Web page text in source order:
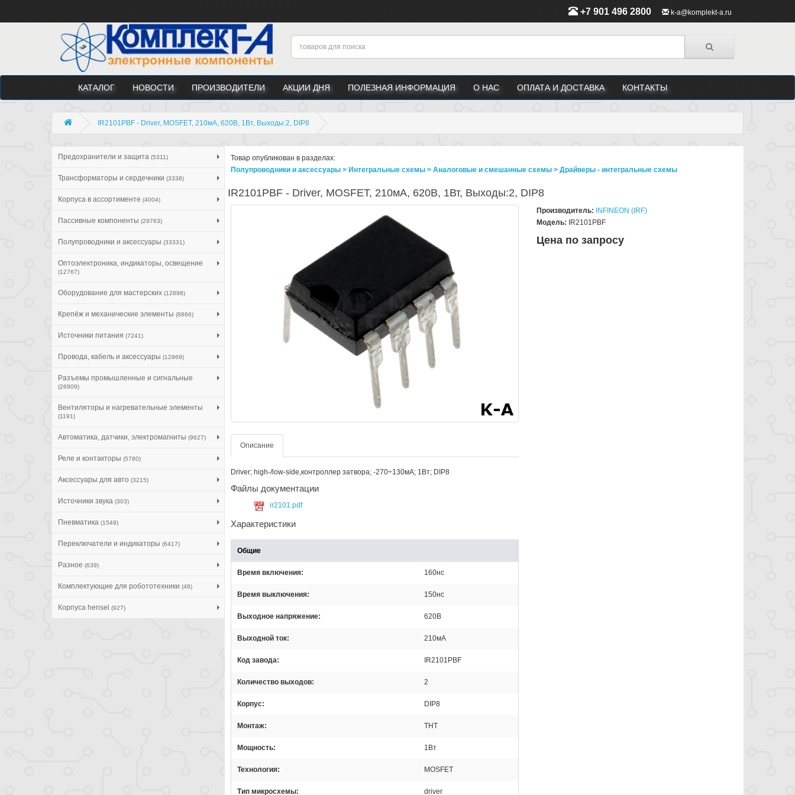
+7 901 496 2800 k-a@komplekt-a.ru
КАТАЛОГ НОВОСТИ ПРОИЗВОДИТЕЛИ АКЦИИ ДНЯ ПОЛЕЗНАЯ ИНФОРМАЦИЯ О НАС ОПЛАТА И ДОСТАВКА КОНТАКТЫ
IR2101PBF - Driver, MOSFET, 210мА, 620В, 1Вт, Выходы:2, DIP8
Предохранители и защита (5311)
Трансформаторы и сердечники (3338)
Корпуса в ассортименте (4004)
Пассивные компоненты (29763)
Полупроводники и аксессуары (33331)
Оптоэлектроника, индикаторы, освещение
(12767)
Оборудование для мастерских (12898)
Крепёж и механические элементы (8866)
Источники питания (7241)
Провода, кабель и аксессуары (12969)
Разъемы промышленные и сигнальные
(26909)
Вентиляторы и нагревательные элементы
(1191)
Автоматика, датчики, электромагниты (9627)
Реле и контакторы (5780)
Аксессуары для авто (3215)
Источники звука (303)
Пневматика (1549)
Переключатели и индикаторы (6417)
Разное (639)
Комплектующие для робототехники (48)
Корпуса hensel (927)
Товар опубликован в разделах:
Полупроводники и аксессуары > Интегральные схемы > Аналоговые и смешанные схемы > Драйверы - интегральные схемы
IR2101PBF - Driver, MOSFET, 210мА, 620В, 1Вт, Выходы:2, DIP8
Описание
Driver; high-/low-side,контроллер затвора; -270÷130мА; 1Вт; DIP8
Файлы документации
ir2101.pdf
Характеристики
Общие
Время включения 160нс
Время выключения 150нс
Выходное напряжение 620В
Выходной ток 210мА
Код завода IR2101PBF
Количество выходов 2
Корпус DIP8
Монтаж THT
Мощность 1Вт
Технология MOSFET
Тип микросхемы driver
Производитель: INFINEON (IRF)
Модель: IR2101PBF
Цена по запросу